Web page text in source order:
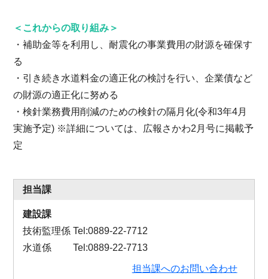
＜これからの取り組み＞
・補助金等を利用し、耐震化の事業費用の財源を確保す
る
・引き続き水道料金の適正化の検討を行い、企業債など
の財源の適正化に努める
・検針業務費用削減のための検針の隔月化(令和3年4月
実施予定) ※詳細については、広報さかわ2月号に掲載予
定
担当課
建設課
技術監理係 Tel:0889-22-7712
水道係 Tel:0889-22-7713
担当課へのお問い合わせ